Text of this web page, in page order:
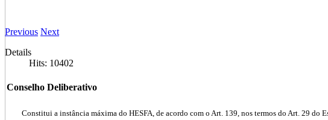
Previous Next
Details
Hits: 10402
Conselho Deliberativo
Constitui a instância máxima do HESFA, de acordo com o Art. 139, nos termos do Art. 29 do